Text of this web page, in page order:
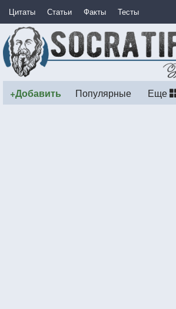
Цитаты Статьи Факты Тесты
+Добавить Популярные Еще